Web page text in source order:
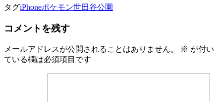
タグiPhoneポケモン世田谷公園
コメントを残す
メールアドレスが公開されることはありません。 ※ が付い
ている欄は必須項目です